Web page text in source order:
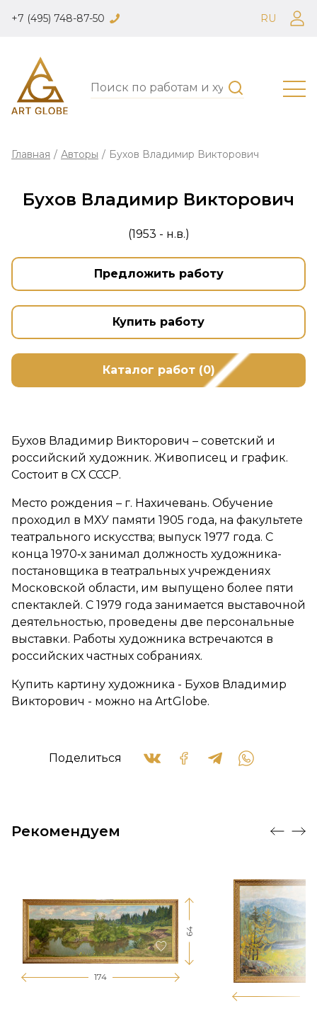
+7 (495) 748-87-50 RU
Главная / Авторы / Бухов Владимир Викторович
Бухов Владимир Викторович
(1953 - н.в.)
Предложить работу
Купить работу
Каталог работ (0)
Бухов Владимир Викторович – советский и
российский художник. Живописец и график.
Состоит в СХ СССР.
Место рождения – г. Нахичевань. Обучение
проходил в МХУ памяти 1905 года, на факультете
театрального искусства; выпуск 1977 года. С
конца 1970‑х занимал должность художника-
постановщика в театральных учреждениях
Московской области, им выпущено более пяти
спектаклей. С 1979 года занимается выставочной
деятельностью, проведены две персональные
выставки. Работы художника встречаются в
российских частных собраниях.
Купить картину художника - Бухов Владимир
Викторович - можно на ArtGlobe.
Поделиться
Рекомендуем
174
64